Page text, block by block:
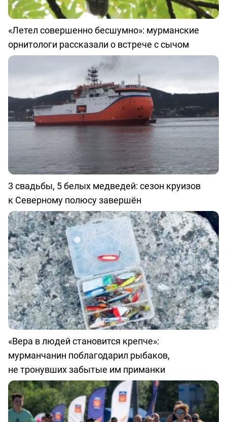
«Летел совершенно бесшумно»: мурманские
орнитологи рассказали о встрече с сычом
3 свадьбы, 5 белых медведей: сезон круизов
к Северному полюсу завершён
«Вера в людей становится крепче»:
мурманчанин поблагодарил рыбаков,
не тронувших забытые им приманки